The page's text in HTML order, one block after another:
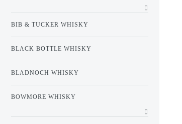
BIB & TUCKER WHISKY
BLACK BOTTLE WHISKY
BLADNOCH WHISKY
BOWMORE WHISKY